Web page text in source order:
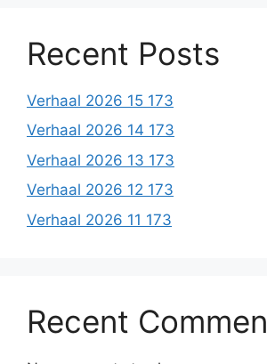
Recent Posts
Verhaal 2026 15 173
Verhaal 2026 14 173
Verhaal 2026 13 173
Verhaal 2026 12 173
Verhaal 2026 11 173
Recent